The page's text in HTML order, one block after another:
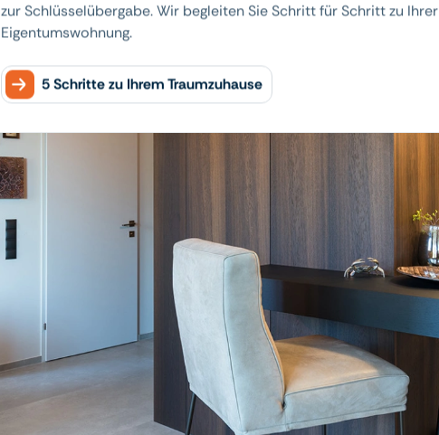
zur Schlüsselübergabe. Wir begleiten Sie Schritt für Schritt zu Ihrer
Eigentumswohnung.
5 Schritte zu Ihrem Traumzuhause